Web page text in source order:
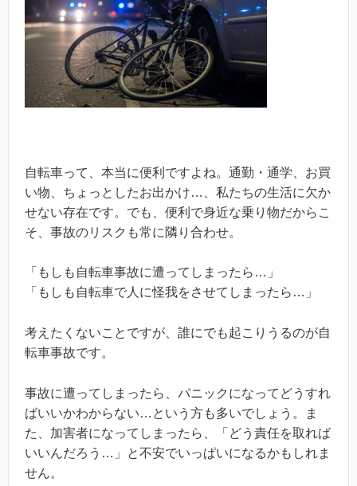
自転車って、本当に便利ですよね。通勤・通学、お買
い物、ちょっとしたお出かけ…、私たちの生活に欠か
せない存在です。でも、便利で身近な乗り物だからこ
そ、事故のリスクも常に隣り合わせ。
「もしも自転車事故に遭ってしまったら…」
「もしも自転車で人に怪我をさせてしまったら…」
考えたくないことですが、誰にでも起こりうるのが自
転車事故です。
事故に遭ってしまったら、パニックになってどうすれ
ばいいかわからない…という方も多いでしょう。ま
た、加害者になってしまったら、「どう責任を取れば
いいんだろう…」と不安でいっぱいになるかもしれま
せん。